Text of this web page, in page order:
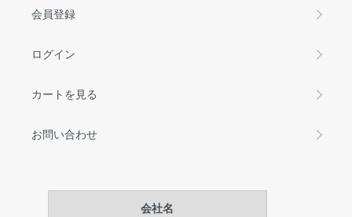
会員登録
ログイン
カートを見る
お問い合わせ
会社名